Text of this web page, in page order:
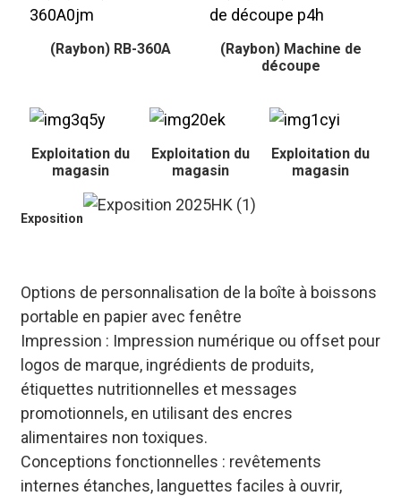
(Raybon) RB-360A
(Raybon) Machine de
découpe
Exploitation du
magasin
Exploitation du
magasin
Exploitation du
magasin
Exposition
Options de personnalisation de la boîte à boissons
portable en papier avec fenêtre
Impression : Impression numérique ou offset pour
logos de marque, ingrédients de produits,
étiquettes nutritionnelles et messages
promotionnels, en utilisant des encres
alimentaires non toxiques.
Conceptions fonctionnelles : revêtements
internes étanches, languettes faciles à ouvrir,